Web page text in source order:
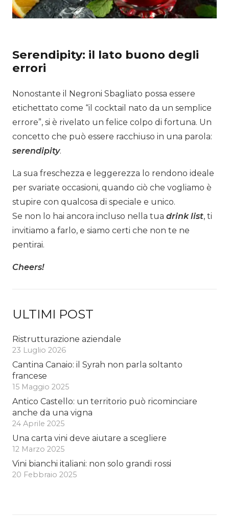
Serendipity: il lato buono degli
errori
Nonostante il Negroni Sbagliato possa essere
etichettato come “il cocktail nato da un semplice
errore”, si è rivelato un felice colpo di fortuna. Un
concetto che può essere racchiuso in una parola:
serendipity.
La sua freschezza e leggerezza lo rendono ideale
per svariate occasioni, quando ciò che vogliamo è
stupire con qualcosa di speciale e unico.
Se non lo hai ancora incluso nella tua drink list, ti
invitiamo a farlo, e siamo certi che non te ne
pentirai.
Cheers!
ULTIMI POST
Ristrutturazione aziendale
23 Luglio 2026
Cantina Canaio: il Syrah non parla soltanto
francese
15 Maggio 2025
Antico Castello: un territorio può ricominciare
anche da una vigna
24 Aprile 2025
Una carta vini deve aiutare a scegliere
12 Marzo 2025
Vini bianchi italiani: non solo grandi rossi
20 Febbraio 2025